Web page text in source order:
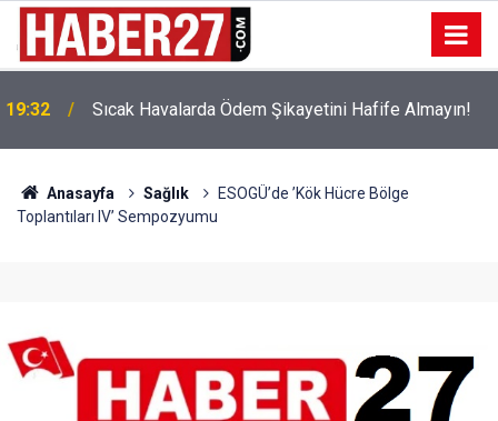
19:32 Sıcak Havalarda Ödem Şikayetini Hafife Almayın!
Anasayfa Sağlık
ESOGÜ’de ’Kök Hücre Bölge
Toplantıları IV’ Sempozyumu